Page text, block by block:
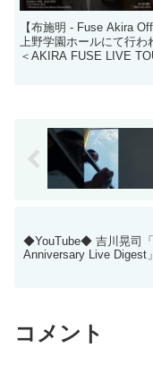
【布施明 - Fuse Akira
上野学園ホールにて行わ
＜AKIRA FUSE LIVE
◆YouTube◆ 吉川晃司
Anniversary Live Digest」
コメント